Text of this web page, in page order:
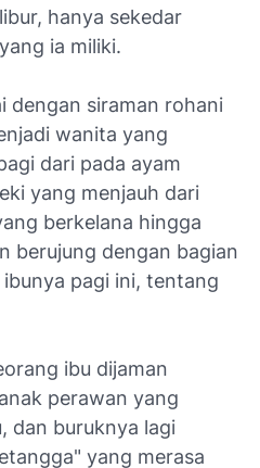
hanya sekedar
ia miliki.
dengan siraman rohani
wanita yang
dari pada ayam
yang menjauh dari
berkelana hingga
berujung dengan bagian
pagi ini, tentang
ibu dijaman
perawan yang
dan buruknya lagi
yang merasa